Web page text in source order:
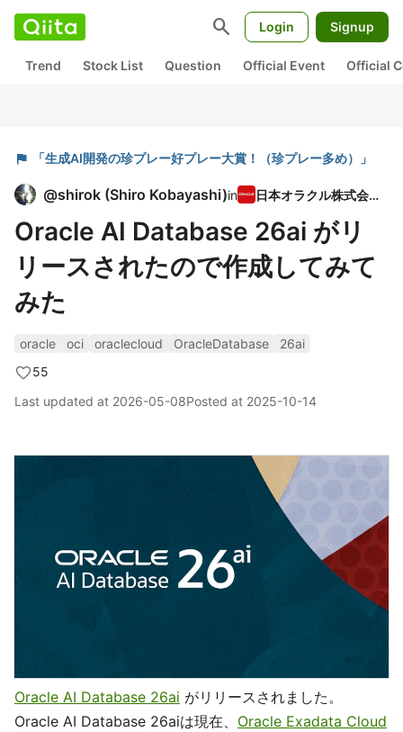
search Login Signup
Trend Stock List Question Official Event Official
flag 「生成AI開発の珍プレー好プレー大賞！（珍プレー多め）」
@shirok (Shiro Kobayashi)in 日本オラクル株式会社
Oracle AI Database 26ai がリ
リースされたので作成してみて
みた
oracle oci oraclecloud OracleDatabase
26ai
55
Last updated at 2026-05-08Posted at 2025-10-14
Oracle AI Database 26ai がリリースされました。
Oracle AI Database 26aiは現在、 Oracle Exadata Cloud